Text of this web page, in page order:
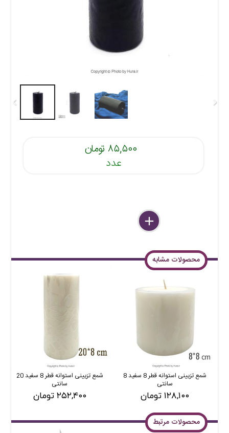
۸۵,۵۰۰ تومان
عدد
delete
remove
add
محصولات مشابه
شمع تزیینی استوانه قطر 8 سفید 8
سانتی
۱۲۸,۱۰۰ تومان
شمع تزیینی استوانه قطر 8 سفید 20
سانتی
۲۵۲,۴۰۰ تومان
محصولات مرتبط